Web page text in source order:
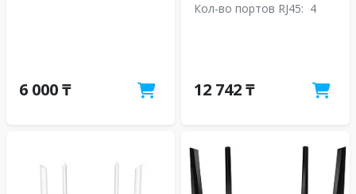
6 000 ₸
Кол-во портов RJ45: 4
12 742 ₸